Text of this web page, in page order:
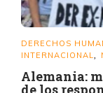
DERECHOS
INTERNACIONAL
Alemania:
de los